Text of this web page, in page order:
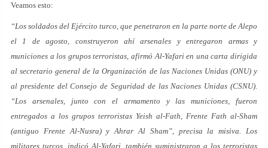
Veamos esto:
“Los soldados del Ejército turco, que penetraron en la parte norte de Alepo
el 1 de agosto, construyeron ahí arsenales y entregaron armas y
municiones a los grupos terroristas, afirmó Al-Yafari en una carta dirigida
al secretario general de la Organización de las Naciones Unidas (ONU) y
al presidente del Consejo de Seguridad de las Naciones Unidas (CSNU).
“Los arsenales, junto con el armamento y las municiones, fueron
entregados a los grupos terroristas Yeish al-Fath, Frente Fath al-Sham
(antiguo Frente Al-Nusra) y Ahrar Al Sham”, precisa la misiva. Los
militares turcos, indicó Al-Yafari, también suministraron a los terroristas